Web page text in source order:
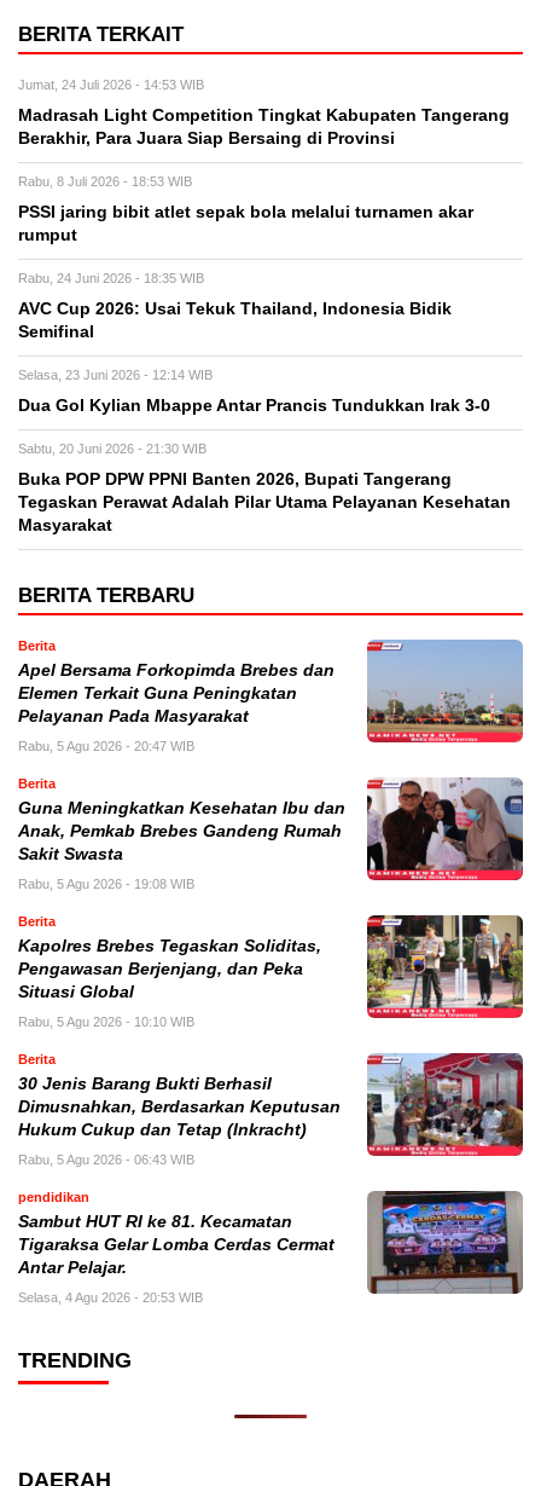
BERITA TERKAIT
Jumat, 24 Juli 2026 - 14:53 WIB
Madrasah Light Competition Tingkat Kabupaten Tangerang
Berakhir, Para Juara Siap Bersaing di Provinsi
Rabu, 8 Juli 2026 - 18:53 WIB
PSSI jaring bibit atlet sepak bola melalui turnamen akar
rumput
Rabu, 24 Juni 2026 - 18:35 WIB
AVC Cup 2026: Usai Tekuk Thailand, Indonesia Bidik
Semifinal
Selasa, 23 Juni 2026 - 12:14 WIB
Dua Gol Kylian Mbappe Antar Prancis Tundukkan Irak 3-0
Sabtu, 20 Juni 2026 - 21:30 WIB
Buka POP DPW PPNI Banten 2026, Bupati Tangerang
Tegaskan Perawat Adalah Pilar Utama Pelayanan Kesehatan
Masyarakat
BERITA TERBARU
Berita
Apel Bersama Forkopimda Brebes dan
Elemen Terkait Guna Peningkatan
Pelayanan Pada Masyarakat
Rabu, 5 Agu 2026 - 20:47 WIB
Berita
Guna Meningkatkan Kesehatan Ibu dan
Anak, Pemkab Brebes Gandeng Rumah
Sakit Swasta
Rabu, 5 Agu 2026 - 19:08 WIB
Berita
Kapolres Brebes Tegaskan Soliditas,
Pengawasan Berjenjang, dan Peka
Situasi Global
Rabu, 5 Agu 2026 - 10:10 WIB
Berita
30 Jenis Barang Bukti Berhasil
Dimusnahkan, Berdasarkan Keputusan
Hukum Cukup dan Tetap (Inkracht)
Rabu, 5 Agu 2026 - 06:43 WIB
pendidikan
Sambut HUT RI ke 81. Kecamatan
Tigaraksa Gelar Lomba Cerdas Cermat
Antar Pelajar.
Selasa, 4 Agu 2026 - 20:53 WIB
TRENDING
DAERAH